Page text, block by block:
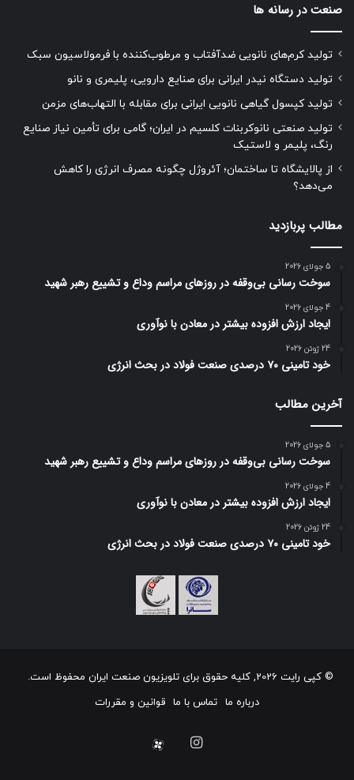
صنعت در رسانه ها
تولید کرم‌های نانویی ضدآفتاب و مرطوب‌کننده با فرمولاسیون سبک
تولید دستگاه نیدر ایرانی برای صنایع دارویی، پلیمری و نانو
تولید کپسول گیاهی نانویی ایرانی برای مقابله با التهاب‌های مزمن
تولید صنعتی نانوکربنات کلسیم در ایران؛ گامی برای تأمین نیاز صنایع
رنگ، پلیمر و لاستیک
از پالایشگاه تا ساختمان؛ آئروژل چگونه مصرف انرژی را کاهش
می‌دهد؟
مطالب پربازدید
5 جولای 2026
سوخت رسانی بی‌وقفه در روز‌های مراسم وداع و تشییع رهبر شهید
4 جولای 2026
ایجاد ارزش افزوده بیشتر در معادن با نوآوری
24 ژوئن 2026
خود تامینی ۷۰ درصدی صنعت فولاد در بحث انرژی
آخرین مطالب
5 جولای 2026
سوخت رسانی بی‌وقفه در روز‌های مراسم وداع و تشییع رهبر شهید
4 جولای 2026
ایجاد ارزش افزوده بیشتر در معادن با نوآوری
24 ژوئن 2026
خود تامینی ۷۰ درصدی صنعت فولاد در بحث انرژی
© کپی رایت 2026, کلیه حقوق برای تلویزیون صنعت ایران محفوظ است.
درباره ما تماس با ما قوانین و مقررات
اینستاگرام